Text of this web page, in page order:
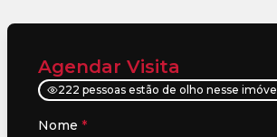
Agendar Visita
222 pessoas estão de olho nesse imóvel
Nome *